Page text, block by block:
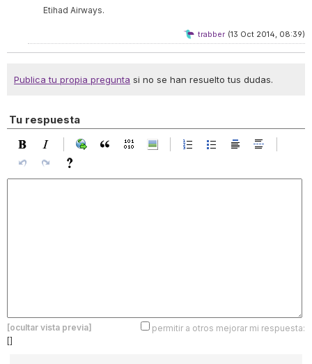
Etihad Airways.
(13 Oct 2014, 08:39)
trabber
Publica tu propia pregunta si no se han resuelto tus dudas.
Tu respuesta
[ocultar vista previa]
permitir a otros mejorar mi respuesta:
[]